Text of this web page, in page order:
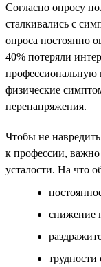
Согласно опросу
сталкивались с
опроса постоянно
40% потеряли
профессиональную
физические
перенапряжения.
Чтобы не
к профессии, важно
усталости. На что
снижение